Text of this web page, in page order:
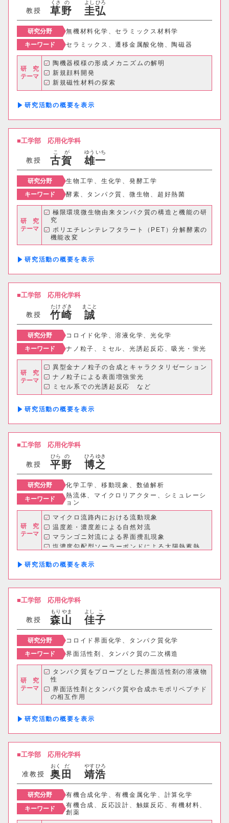
教授 草
くさ
野
の
圭
よし
弘
ひろ
研究分野
無機材料化学、セラミックス材料学
キーワード
セラミックス、遷移金属酸化物、陶磁器
研 究
テーマ
陶機器模様の形成メカニズムの解明
新規顔料開発
新規磁性材料の探索
研究活動の概要
工学部 応用化学科
教授 古
こ
賀
が
雄
ゆう
一
いち
研究分野
生物工学、生化学、発酵工学
キーワード
酵素、タンパク質、微生物、超好熱菌
研 究
テーマ
極限環境微生物由来タンパク質の構造と機能の研
究
ポリエチレンテレフタラート（PET）分解酵素の
機能改変
耐熱性プロテアーゼの産業利用 など
研究活動の概要
工学部 応用化学科
教授 竹
たけ
崎
ざき
誠
まこと
研究分野
コロイド化学、溶液化学、光化学
キーワード
ナノ粒子、ミセル、光誘起反応、吸光・蛍光
研 究
テーマ
異型金ナノ粒子の合成とキャラクタリゼーション
ナノ粒子による表面増強蛍光
ミセル系での光誘起反応 など
研究活動の概要
工学部 応用化学科
教授 平
ひら
野
の
博
ひろ
之
ゆき
研究分野
化学工学、移動現象、数値解析
キーワード
熱流体、マイクロリアクター、シミュレーシ
ョン
研 究
テーマ
マイクロ流路内における流動現象
温度差・濃度差による自然対流
マランゴニ対流による界面攪乱現象
塩濃度勾配型ソーラーポンドによる太陽熱蓄熱
研究活動の概要
工学部 応用化学科
教授 森
もり
山
やま
佳
よし
子
こ
研究分野
コロイド界面化学、タンパク質化学
キーワード
界面活性剤、タンパク質の二次構造
研 究
テーマ
タンパク質をプローブとした界面活性剤の溶液物
性
界面活性剤とタンパク質や合成ホモポリペプチド
の相互作用
界面活性剤と非天然状態のタンパク質の相互作用
研究活動の概要
工学部 応用化学科
准教授 奥
おく
田
だ
靖
やす
浩
ひろ
研究分野
有機合成化学、有機金属化学、計算化学
キーワード
有機合成、反応設計、触媒反応、有機材料、
創薬
キャリア支援センター
情報基盤センター
研究・社会連携機構
フロンティア理工学研究所
自然フィールドワークセンター
ワイン発酵科学センター
生物医科学検査研究センター
古生物学・年代学研究センター
建築歴史文化研究センター
工作センター
情報理工学科（通信）
一度に表示する件数
20件 50件 100件